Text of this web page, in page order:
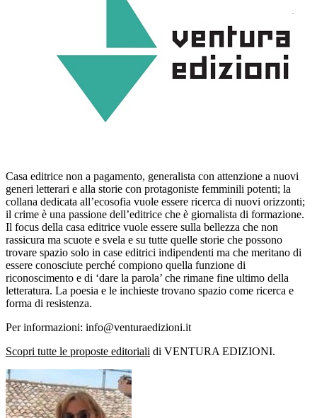
Casa editrice non a pagamento, generalista con attenzione a nuovi
generi letterari e alla storie con protagoniste femminili potenti; la
collana dedicata all’ecosofia vuole essere ricerca di nuovi orizzonti;
il crime è una passione dell’editrice che è giornalista di formazione.
Il focus della casa editrice vuole essere sulla bellezza che non
rassicura ma scuote e svela e su tutte quelle storie che possono
trovare spazio solo in case editrici indipendenti ma che meritano di
essere conosciute perché compiono quella funzione di
riconoscimento e di ‘dare la parola’ che rimane fine ultimo della
letteratura. La poesia e le inchieste trovano spazio come ricerca e
forma di resistenza.
Per informazioni: info@venturaedizioni.it
Scopri tutte le proposte editoriali di VENTURA EDIZIONI.